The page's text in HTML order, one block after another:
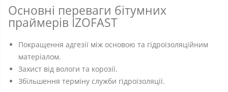
Основні переваги бітумних
праймерів IZOFAST
Покращення адгезії між основою та гідроізоляційним
матеріалом.
Захист від вологи та корозії.
Збільшення терміну служби гідроізоляції.